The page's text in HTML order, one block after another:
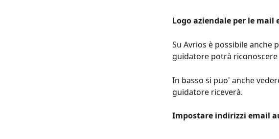
Logo aziendale per le mail
Su Avrios è possibile anche
guidatore potrà riconoscere
In basso si puo' anche
guidatore riceverà.
Impostare indirizzi email